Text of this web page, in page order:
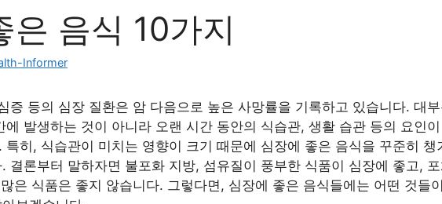
은 음식 10가지
Informer
증 등의 심장 질환은 암 다음으로 높은 사망률을 기록하고 있습니다. 대
에 발생하는 것이 아니라 오랜 시간 동안의 식습관, 생활 습관 등의 요인이
특히, 식습관이 미치는 영향이 크기 때문에 심장에 좋은 음식을 꾸준히 챙
결론부터 말하자면 불포화 지방, 섬유질이 풍부한 식품이 심장에 좋고,
은 식품은 좋지 않습니다. 그렇다면, 심장에 좋은 음식들에는 어떤 것들이